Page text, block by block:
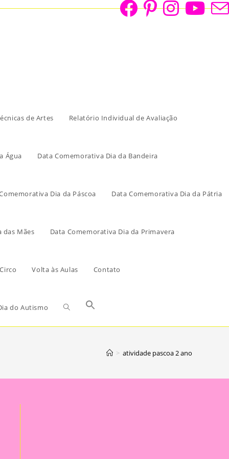
de Artes Relatório Individual de Avaliação
Água Data Comemorativa Dia da Bandeira
Dia da Páscoa Data Comemorativa Dia da Pátria
das Mães Data Comemorativa Dia da Primavera
Volta às Aulas Contato
do Autismo
> atividade pascoa 2 ano